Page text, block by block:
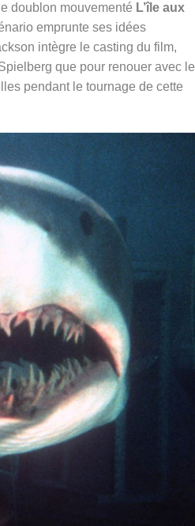
doublon mouvementé L’île aux
emprunte ses idées
intègre le casting du film,
que pour renouer avec le
pendant le tournage de cette